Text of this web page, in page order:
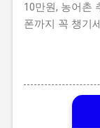
10만원, 농어촌
폰까지 꼭 챙기